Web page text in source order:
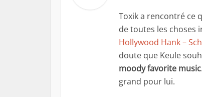
Toxik a rencontré ce
de toutes les choses
Hollywood Hank –
doute que Keule
moody favorite music
grand pour lui.